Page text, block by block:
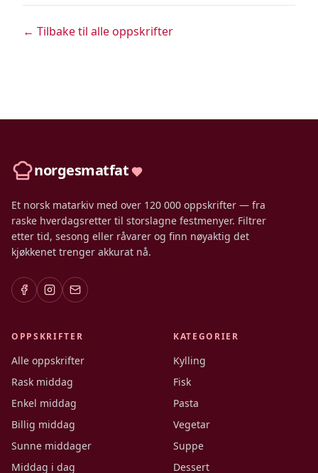
← Tilbake til alle oppskrifter
norgesmatfat
Et norsk matarkiv med over 120 000 oppskrifter — fra
raske hverdagsretter til storslagne festmenyer. Filtrer
etter tid, sesong eller råvarer og finn nøyaktig det
kjøkkenet trenger akkurat nå.
OPPSKRIFTER
Alle oppskrifter
Rask middag
Enkel middag
Billig middag
Sunne middager
Middag i dag
KATEGORIER
Kylling
Fisk
Pasta
Vegetar
Suppe
Dessert